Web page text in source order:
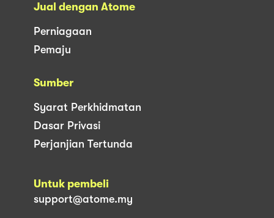
Jual dengan Atome
Perniagaan
Pemaju
Sumber
Syarat Perkhidmatan
Dasar Privasi
Perjanjian Tertunda
Untuk pembeli
support@atome.my